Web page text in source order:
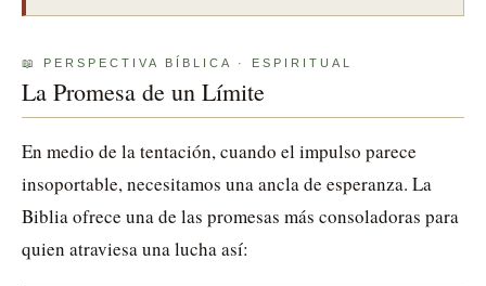
📖 PERSPECTIVA BÍBLICA · ESPIRITUAL
La Promesa de un Límite
En medio de la tentación, cuando el impulso parece
insoportable, necesitamos una ancla de esperanza. La
Biblia ofrece una de las promesas más consoladoras para
quien atraviesa una lucha así: